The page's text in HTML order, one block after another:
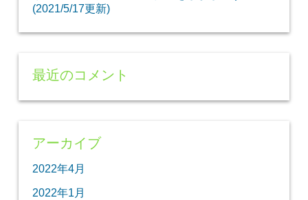
(2021/5/17更新)
最近のコメント
アーカイブ
2022年4月
2022年1月